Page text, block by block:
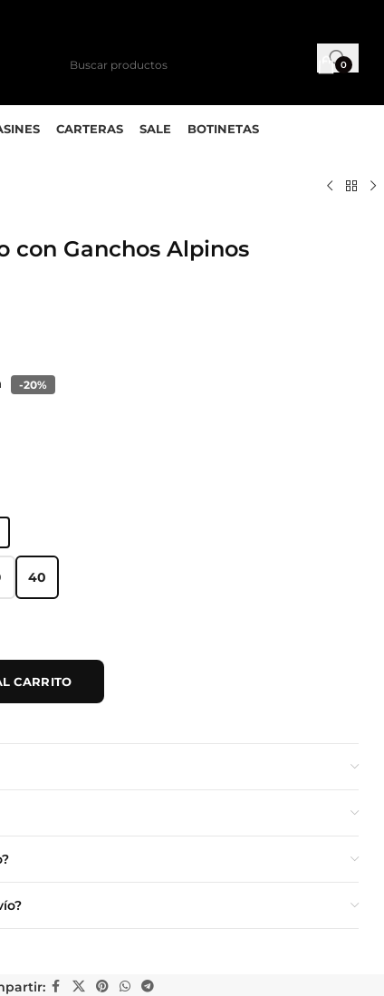
0
CARTERAS SALE BOTINETAS
con Ganchos Alpinos
40
40
CARRITO
-20%